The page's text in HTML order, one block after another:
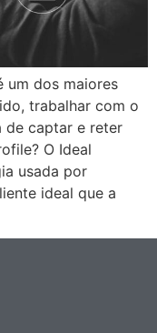
um dos maiores
trabalhar com o
de captar e reter
O Ideal
usada por
ideal que a